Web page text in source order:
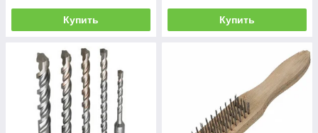
Купить Купить